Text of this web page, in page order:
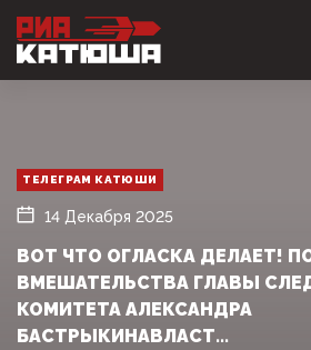
ТЕЛЕГРАМ КАТЮШИ
14 Декабря 2025
ВОТ ЧТО ОГЛАСКА ДЕЛАЕТ!
ВМЕШАТЕЛЬСТВА ГЛАВЫ
КОМИТЕТА АЛЕКСАНДРА
БАСТРЫКИНАВЛАСТ...